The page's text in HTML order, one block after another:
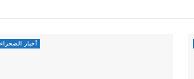
أخبار الصحراء